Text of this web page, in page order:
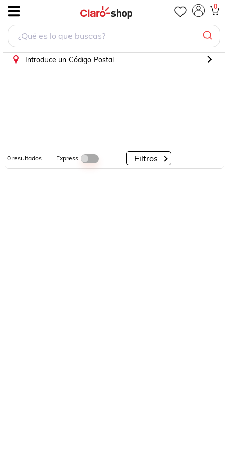
0
Introduce un Código Postal
0resultados Express Filtros
PorCategorías
PorMarcas
PorDescuento